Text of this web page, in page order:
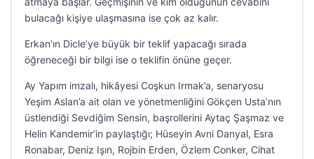
bulacağı kişiye ulaşmasına ise çok az kalır.
Erkan’ın Dicle’ye büyük bir teklif yapacağı sırada
öğreneceği bir bilgi ise o teklifin önüne geçer.
Ay Yapım imzalı, hikâyesi Coşkun Irmak’a, senaryosu
Yeşim Aslan’a ait olan ve yönetmenliğini Gökçen Usta’nın
üstlendiği Sevdiğim Sensin, başrollerini Aytaç Şaşmaz ve
Helin Kandemir’in paylaştığı; Hüseyin Avni Danyal, Esra
Ronabar, Deniz Işın, Rojbin Erden, Özlem Conker, Cihat